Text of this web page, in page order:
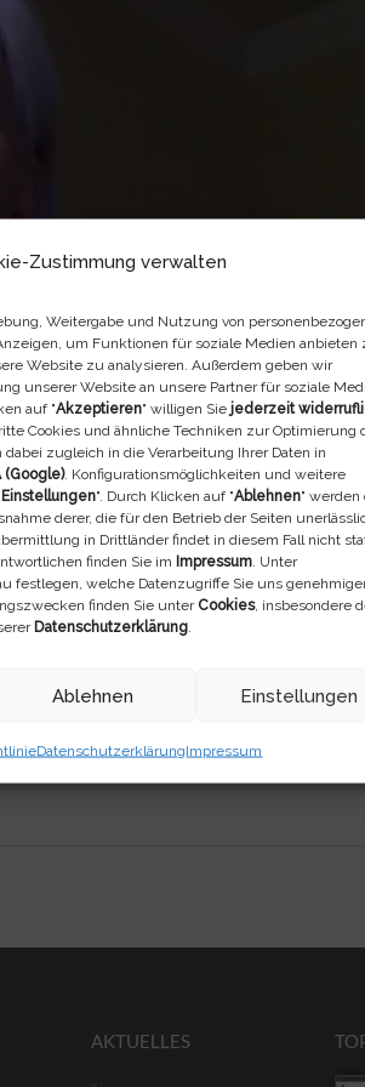
Zustimmung verwalten
Weitergabe und Nutzung von
um Funktionen für soziale Medien anbieten
Website zu analysieren. Außerdem geben wir
unserer Website an unsere Partner für soziale
auf "Akzeptieren" willigen Sie jederzeit
Cookies und ähnliche Techniken zur Optimierung
zugleich in die Verarbeitung Ihrer Daten in
(Google). Konfigurationsmöglichkeiten und weitere
Einstellungen". Durch Klicken auf "Ablehnen" werden
derer, die für den Betrieb der Seiten
in Drittländer findet in diesem Fall nicht
finden Sie im Impressum . Unter
festlegen, welche Datenzugriffe Sie uns
finden Sie unter Cookies, insbesondere
Datenschutzerklärung
Ablehnen Einstellungen
DatenschutzerklärungImpressum
AKTUELLES